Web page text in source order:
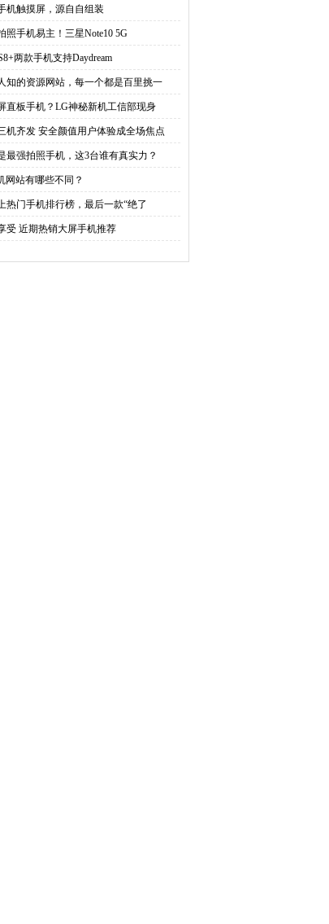
机触摸屏，源自自组装
照手机易主！三星Note10 5G
两款手机支持Daydream
知的资源网站，每一个都是百里挑一
直板手机？LG神秘新机工信部现身
机齐发 安全颜值用户体验成全场焦点
最强拍照手机，这3台谁有真实力？
网站有哪些不同？
热门手机排行榜，最后一款“绝了
受 近期热销大屏手机推荐